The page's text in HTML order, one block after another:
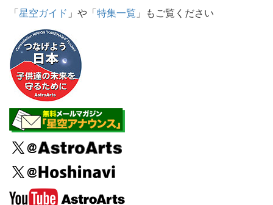
「星空ガイド 」や「特集一覧 」もご覧ください